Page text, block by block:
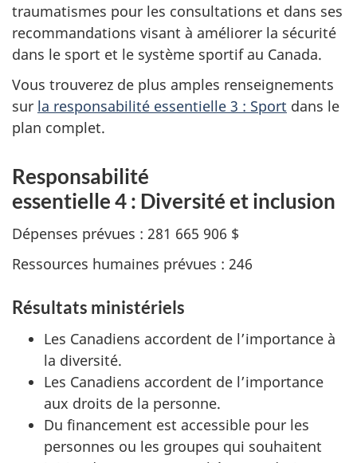
traumatismes pour les consultations et dans ses
recommandations visant à améliorer la sécurité
dans le sport et le système sportif au Canada.
Vous trouverez de plus amples renseignements
sur la responsabilité essentielle 3 : Sport dans le
plan complet.
Responsabilité
essentielle 4 : Diversité et inclusion
Dépenses prévues : 281 665 906 $
Ressources humaines prévues : 246
Résultats ministériels
Les Canadiens accordent de l’importance à
la diversité.
Les Canadiens accordent de l’importance
aux droits de la personne.
Du financement est accessible pour les
personnes ou les groupes qui souhaitent